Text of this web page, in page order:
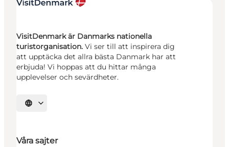
VisitDenmark är Danmarks nationella
turistorganisation. Vi ser till att inspirera dig
att upptäcka det allra bästa Danmark har att
erbjuda! Vi hoppas att du hittar många
upplevelser och sevärdheter.
Välj språk
Våra sajter